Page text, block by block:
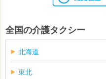
全国の介護タクシー
北海道
東北